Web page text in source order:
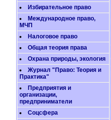
Избирательное право
Международное право,
МЧП
Налоговое право
Общая теория права
Охрана природы, экология
Журнал "Право: Теория и
Практика"
Предприятия и
организации,
предприниматели
Соцсфера